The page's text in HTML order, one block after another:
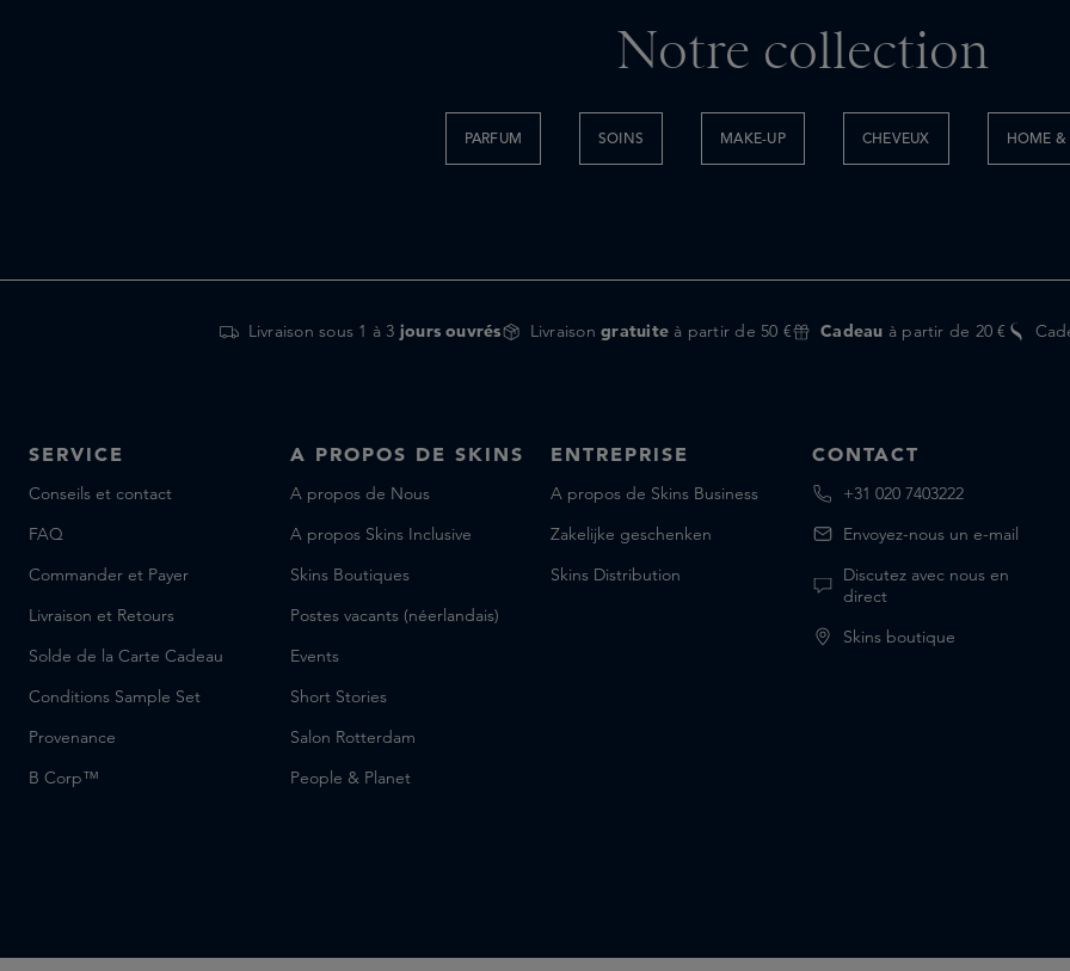
Notre collection
PARFUM SOINS MAKE-UP CHEVEUX HOME &
Livraison sous 1 à 3 jours ouvrés Livraisongratuite à partir de 50 € Cadeau à partir de 20 €
SERVICE
Conseils et contact
FAQ
Commander et Payer
Livraison et Retours
Solde de la Carte Cadeau
Conditions Sample Set
Provenance
B Corp™
A PROPOS DE SKINS
A propos de Nous
A propos Skins Inclusive
Skins Boutiques
Postes vacants (néerlandais)
Events
Short Stories
Salon Rotterdam
People & Planet
ENTREPRISE
A propos de Skins Business
Zakelijke geschenken
Skins Distribution
CONTACT
+31 020 7403222
Envoyez-nous un e-mail
Discutez avec nous en
direct
Skins boutique